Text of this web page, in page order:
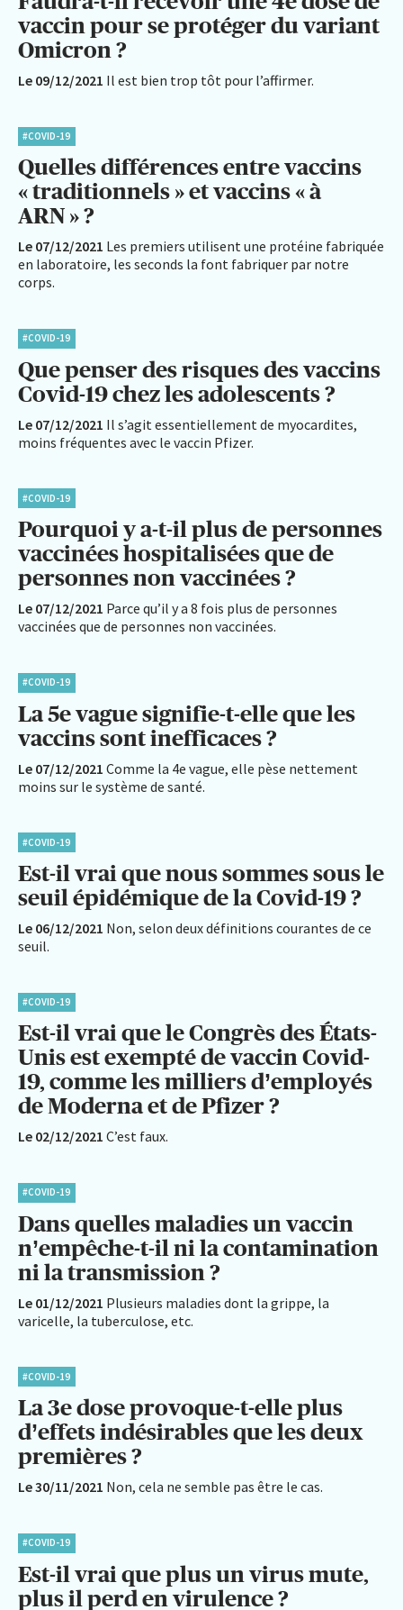
vaccin pour se protéger du variant
Omicron ?
Le 09/12/2021 Il est bien trop tôt pour l’affirmer.
#COVID-19
Quelles différences entre vaccins
« traditionnels » et vaccins « à
ARN » ?
Le 07/12/2021 Les premiers utilisent une protéine fabriquée
en laboratoire, les seconds la font fabriquer par notre
corps.
#COVID-19
Que penser des risques des vaccins
Covid-19 chez les adolescents ?
Le 07/12/2021 Il s’agit essentiellement de myocardites,
moins fréquentes avec le vaccin Pfizer.
#COVID-19
Pourquoi y a-t-il plus de personnes
vaccinées hospitalisées que de
personnes non vaccinées ?
Le 07/12/2021 Parce qu’il y a 8 fois plus de personnes
vaccinées que de personnes non vaccinées.
#COVID-19
La 5e vague signifie-t-elle que les
vaccins sont inefficaces ?
Le 07/12/2021 Comme la 4e vague, elle pèse nettement
moins sur le système de santé.
#COVID-19
Est-il vrai que nous sommes sous le
seuil épidémique de la Covid-19 ?
Le 06/12/2021 Non, selon deux définitions courantes de ce
seuil.
#COVID-19
Est-il vrai que le Congrès des États-
Unis est exempté de vaccin Covid-
19, comme les milliers d’employés
de Moderna et de Pfizer ?
Le 02/12/2021 C’est faux.
#COVID-19
Dans quelles maladies un vaccin
n’empêche-t-il ni la contamination
ni la transmission ?
Le 01/12/2021 Plusieurs maladies dont la grippe, la
varicelle, la tuberculose, etc.
#COVID-19
La 3e dose provoque-t-elle plus
d’effets indésirables que les deux
premières ?
Le 30/11/2021 Non, cela ne semble pas être le cas.
#COVID-19
Est-il vrai que plus un virus mute,
plus il perd en virulence ?